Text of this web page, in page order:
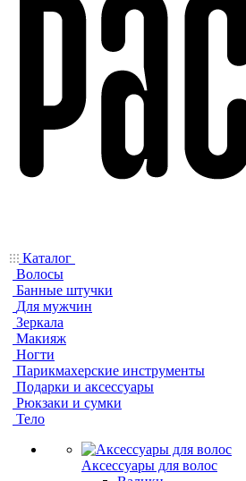
Каталог
Волосы
Банные штучки
Для мужчин
Зеркала
Макияж
Ногти
Парикмахерские инструменты
Подарки и аксессуары
Рюкзаки и сумки
Тело
Аксессуары для волос